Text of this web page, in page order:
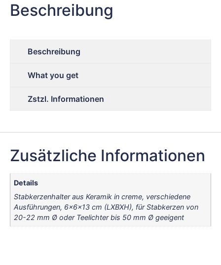
Beschreibung
Beschreibung
What you get
Zstzl. Informationen
Zusätzliche Informationen
Details
Stabkerzenhalter aus Keramik in creme, verschiedene
Ausführungen, 6x6x13 cm (LXBXH), für Stabkerzen von
20-22 mm Ø oder Teelichter bis 50 mm Ø geeigent